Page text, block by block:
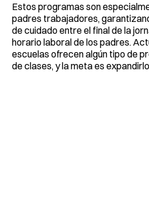
Estos programas son
padres trabajadores,
de cuidado entre el final de la
horario laboral de los padres.
escuelas ofrecen algún tipo de
de clases, y la meta es